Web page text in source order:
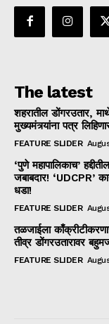
The latest
शहरातील डोंगरउतार,
मुख्यमंत्र्यांना पत्र
FEATURE SLIDER
‘पुणे महापालिकाच’
जबाबदार! ‘UDCPR’
धडा!
FEATURE SLIDER
तळजाईला
तीव्र डोंगरउतारावर
FEATURE SLIDER